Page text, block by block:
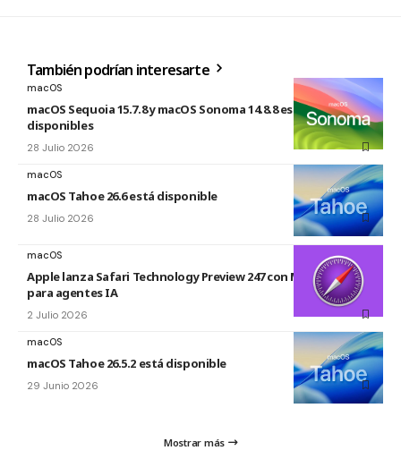
También podrían interesarte
macOS
macOS Sequoia 15.7.8 y macOS Sonoma 14.8.8 están
disponibles
28 Julio 2026
macOS
macOS Tahoe 26.6 está disponible
28 Julio 2026
macOS
Apple lanza Safari Technology Preview 247 con MCP Server
para agentes IA
2 Julio 2026
macOS
macOS Tahoe 26.5.2 está disponible
29 Junio 2026
Mostrar más